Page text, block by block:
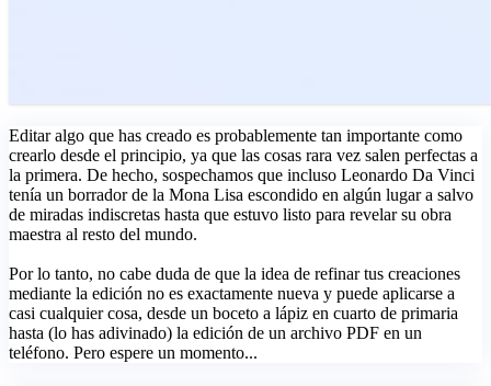
Editar algo que has creado es probablemente tan importante como
crearlo desde el principio, ya que las cosas rara vez salen perfectas a
la primera. De hecho, sospechamos que incluso Leonardo Da Vinci
tenía un borrador de la Mona Lisa escondido en algún lugar a salvo
de miradas indiscretas hasta que estuvo listo para revelar su obra
maestra al resto del mundo.
Por lo tanto, no cabe duda de que la idea de refinar tus creaciones
mediante la edición no es exactamente nueva y puede aplicarse a
casi cualquier cosa, desde un boceto a lápiz en cuarto de primaria
hasta (lo has adivinado) la edición de un archivo PDF en un
teléfono. Pero espere un momento...